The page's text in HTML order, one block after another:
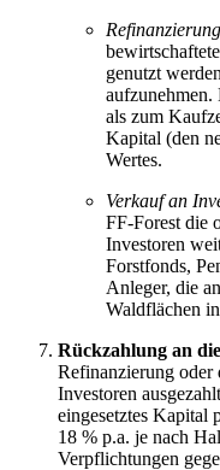
genutzt
als zum
Kapital (den
Wertes.
Verkauf an
FF-Forest die
Investoren
Forstfonds,
Anleger, die
Waldflächen
Rückzahlung an
Refinanzierung oder
Investoren
eingesetztes Kapital
18 % p.a. je nach
Verpflichtungen